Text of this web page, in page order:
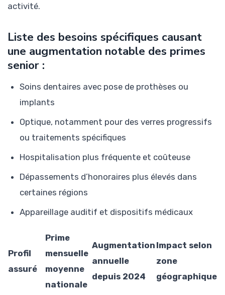
activité.
Liste des besoins spécifiques causant
une augmentation notable des primes
senior :
Soins dentaires avec pose de prothèses ou
implants
Optique, notamment pour des verres progressifs
ou traitements spécifiques
Hospitalisation plus fréquente et coûteuse
Dépassements d’honoraires plus élevés dans
certaines régions
Appareillage auditif et dispositifs médicaux
Profil
assuré
Prime
mensuelle
moyenne
nationale
Augmentation
annuelle
depuis 2024
Impact selon
zone
géographique